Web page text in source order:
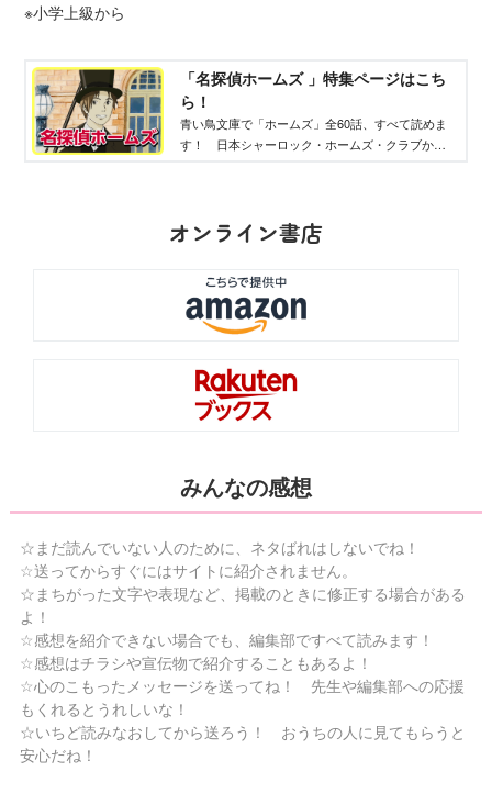
※小学上級から
「名探偵ホームズ 」特集ページはこち
ら！
青い鳥文庫で「ホームズ」全60話、すべて読めま
す！ 日本シャーロック・ホームズ・クラブから
オンライン書店
みんなの感想
☆まだ読んでいない人のために、ネタばれはしないでね！
☆送ってからすぐにはサイトに紹介されません。
☆まちがった文字や表現など、掲載のときに修正する場合がある
よ！
☆感想を紹介できない場合でも、編集部ですべて読みます！
☆感想はチラシや宣伝物で紹介することもあるよ！
☆心のこもったメッセージを送ってね！ 先生や編集部への応援
もくれるとうれしいな！
☆いちど読みなおしてから送ろう！ おうちの人に見てもらうと
安心だね！